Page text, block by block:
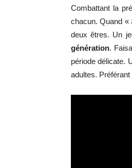
Combattant la
chacun. Quand «
deux êtres. Un
génération.
période délicate.
adultes.